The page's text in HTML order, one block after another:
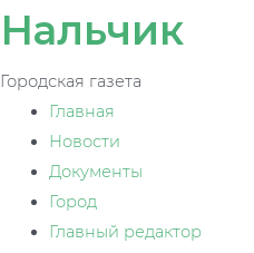
Нальчик
Городская газета
Главная
Новости
Документы
Город
Главный редактор